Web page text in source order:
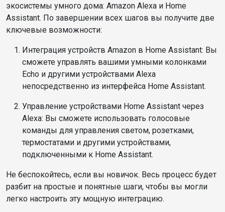
экосистемы умного дома: Amazon Alexa и Home
Assistant. По завершении всех шагов вы получите две
ключевые возможности:
Интеграция устройств Amazon в Home Assistant: Вы
сможете управлять вашими умными колонками
Echo и другими устройствами Alexa
непосредственно из интерфейса Home Assistant.
Управление устройствами Home Assistant через
Alexa: Вы сможете использовать голосовые
команды для управления светом, розетками,
термостатами и другими устройствами,
подключенными к Home Assistant.
Не беспокойтесь, если вы новичок. Весь процесс будет
разбит на простые и понятные шаги, чтобы вы могли
легко настроить эту мощную интеграцию.